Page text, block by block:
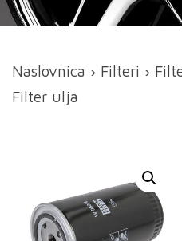
Naslovnica › Filteri ›
Filter ulja